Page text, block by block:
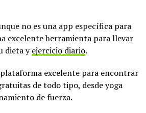
no es una app específica para
excelente herramienta para llevar
dieta yejercicio diario.
plataforma excelente para encontrar
de todo tipo, desde yoga
de fuerza.